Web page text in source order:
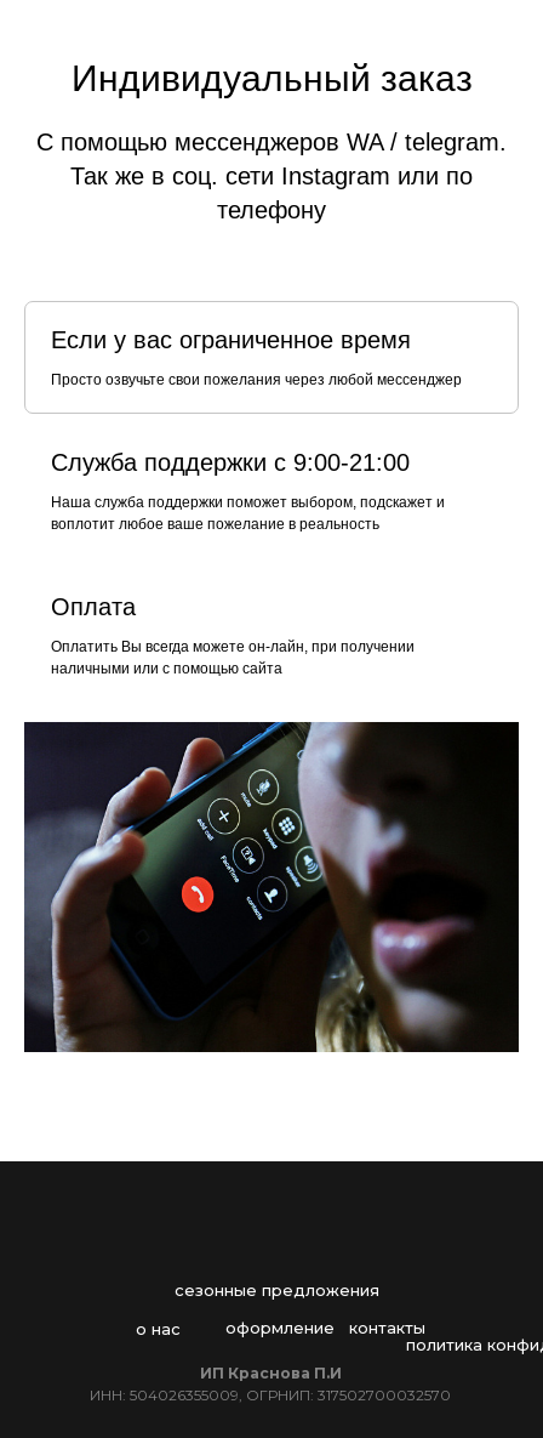
Индивидуальный заказ
С помощью мессенджеров WA / telegram.
Так же в соц. сети Instagram или по
телефону
Если у вас ограниченное время
Просто озвучьте свои пожелания через любой мессенджер
Служба поддержки с 9:00-21:00
Наша служба поддержки поможет выбором, подскажет и
воплотит любое ваше пожелание в реальность
Оплата
Оплатить Вы всегда можете он-лайн, при получении
наличными или с помощью сайта
ИП Краснова П.И
ИНН: 504026355009, ОГРНИП: 317502700032570
сезонные предложения
оформление
о нас
контакты
политика